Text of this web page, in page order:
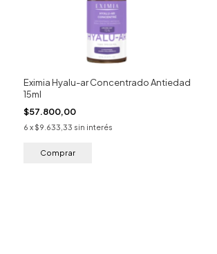
Eximia Hyalu-ar Concentrado Antiedad
15ml
$57.800,00
6 x $9.633,33 sin interés